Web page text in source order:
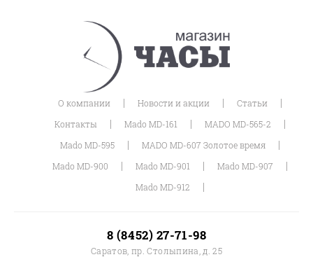
О компании | Новости и акции | Статьи |
Контакты | Mado MD-161 | MADO MD-565-2 |
Mado MD-595 | MADO MD-607 Золотое время |
Mado MD-900 | Mado MD-901 | Mado MD-907 |
Mado MD-912 |
8 (8452) 27-71-98
Саратов, пр. Столыпина, д. 25